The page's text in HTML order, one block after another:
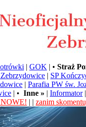
| GOK | • Straż
| SP
| Parafia PW św.
| • Inne » | Informator|
NOWE! | | zanim